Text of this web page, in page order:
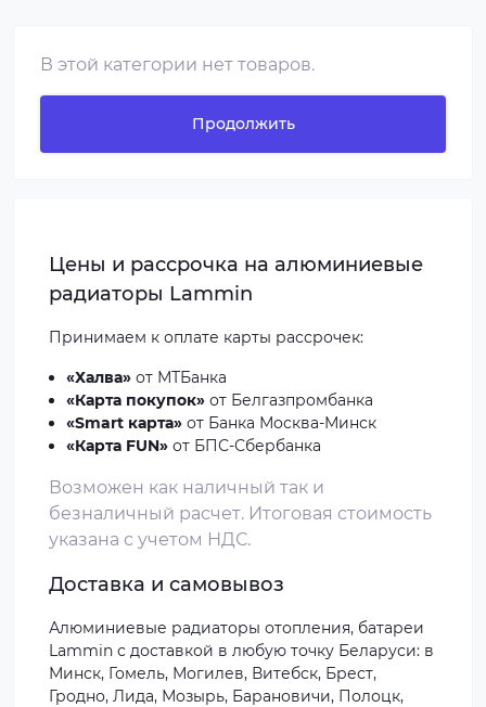
В этой категории нет товаров.
Продолжить
Цены и рассрочка на алюминиевые
радиаторы Lammin
Принимаем к оплате карты рассрочек:
«Халва» от МТБанка
«Карта покупок» от Белгазпромбанка
«Smart карта» от Банка Москва-Минск
«Карта FUN» от БПС-Сбербанка
Возможен как наличный так и
безналичный расчет. Итоговая стоимость
указана с учетом НДС.
Доставка и самовывоз
Алюминиевые радиаторы отопления, батареи
Lammin с доставкой в любую точку Беларуси: в
Минск, Гомель, Могилев, Витебск, Брест,
Гродно, Лида, Мозырь, Барановичи, Полоцк,